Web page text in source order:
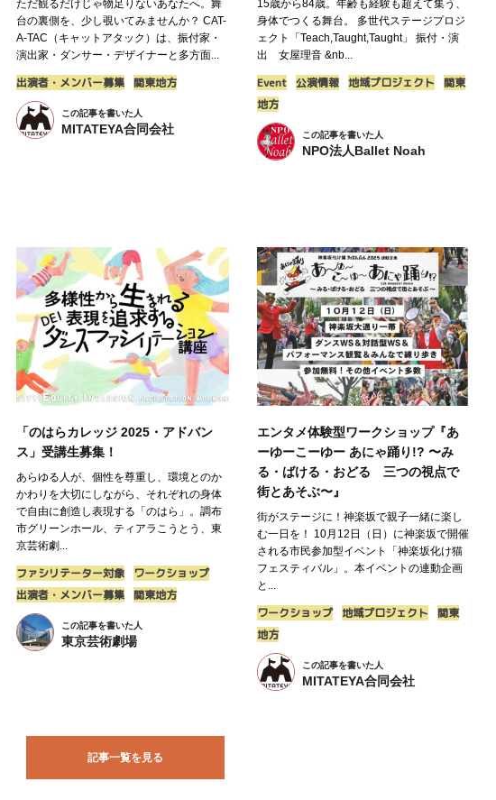
ただ観るだけじゃ物足りないあなたへ。舞
台の裏側を、少し覗いてみませんか？ CAT-
A-TAC（キャットアタック）は、振付家・
演出家・ダンサー・デザイナーと多方面...
出演者・メンバー募集 関東地方
この記事を書いた人
MITATEYA合同会社
15歳から84歳。年齢も経験も超えて集う、
身体でつくる舞台。 多世代ステージプロジ
ェクト「Teach,Taught,Taught」 振付・演
出 女屋理音 &nb...
Event 公演情報 地域プロジェクト
関東
地方
この記事を書いた人
NPO法人Ballet Noah
「のはらカレッジ 2025・アドバン
ス」受講生募集！
あらゆる人が、個性を尊重し、環境とのか
かわりを大切にしながら、それぞれの身体
で自由に創造し表現する「のはら」。調布
市グリーンホール、ティアラこうとう、東
京芸術劇...
ファシリテーター対象
ワークショップ
出演者・メンバー募集 関東地方
この記事を書いた人
東京芸術劇場
エンタメ体験型ワークショップ『あ
ーゆーこーゆー あにゃ踊り!? 〜み
る・ばける・おどる 三つの視点で
街とあそぶ〜』
街がステージに！神楽坂で親子一緒に楽し
む一日を！ 10月12日（日）に神楽坂で開催
される市民参加型イベント「神楽坂化け猫
フェスティバル」。本イベントの連動企画
と...
ワークショップ 地域プロジェクト
関東
地方
この記事を書いた人
MITATEYA合同会社
記事一覧を見る